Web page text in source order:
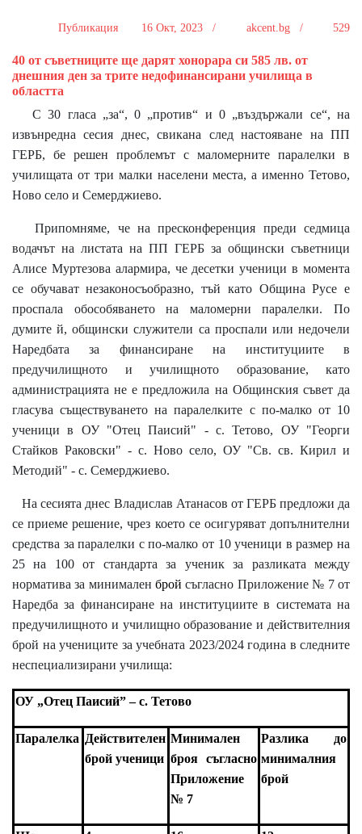
Публикация 16 Окт, 2023 / akcent.bg / 529
40 от съветниците ще дарят хонорара си 585 лв. от
днешния ден за трите недофинансирани училища в
областта
С 30 гласа „за“, 0 „против“ и 0 „въздържали се“, на
извънредна сесия днес, свикана след настояване на ПП
ГЕРБ, бе решен проблемът с маломерните паралелки в
училищата от три малки населени места, а именно Тетово,
Ново село и Семерджиево.
Припомняме, че на пресконференция преди седмица
водачът на листата на ПП ГЕРБ за общински съветници
Алисе Муртезова алармира, че десетки ученици в момента
се обучават незаконосъобразно, тъй като Община Русе е
проспала обособяването на маломерни паралелки. По
думите й, общински служители са проспали или недочели
Наредбата за финансиране на институциите в
предучилищното и училищното образование, като
администрацията не е предложила на Общинския съвет да
гласува съществуването на паралелките с по-малко от 10
ученици в ОУ "Отец Паисий" - с. Тетово, ОУ "Георги
Стайков Раковски" - с. Ново село, ОУ "Св. св. Кирил и
Методий" - с. Семерджиево.
На сесията днес Владислав Атанасов от ГЕРБ предложи да
се приеме решение, чрез което се осигуряват допълнителни
средства за паралелки с по-малко от 10 ученици в размер на
25 на 100 от стандарта за ученик за разликата между
норматива за минимален брой съгласно Приложение № 7 от
Наредба за финансиране на институциите в системата на
предучилищното и училищно образование и действителния
брой на учениците за учебната 2023/2024 година в следните
неспециализирани училища:
ОУ „Отец Паисий” – с. Тетово
Паралелка Действителен
брой ученици
Минимален
броя съгласно
Приложение
№ 7
Разлика до
минималния
брой